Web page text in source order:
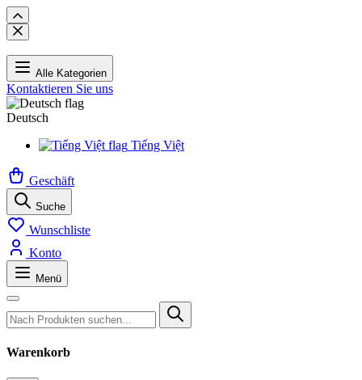
Alle Kategorien
Kontaktieren Sie uns
Deutsch
Tiếng Việt
Geschäft
Suche
Wunschliste
Konto
Menü
Warenkorb